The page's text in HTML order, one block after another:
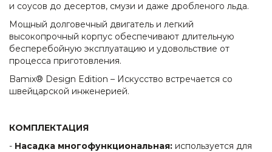
и соусов до десертов, смузи и даже дробленого льда.
Мощный долговечный двигатель и легкий
высокопрочный корпус обеспечивают длительную
бесперебойную эксплуатацию и удовольствие от
процесса приготовления.
Bamix® Design Edition – Искусство встречается со
швейцарской инженерией.
КОМПЛЕКТАЦИЯ
- Насадка многофункциональная: используется для